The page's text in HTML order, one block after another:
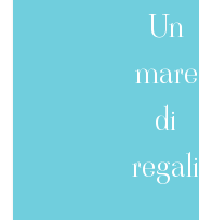
Un
mare
di
regali